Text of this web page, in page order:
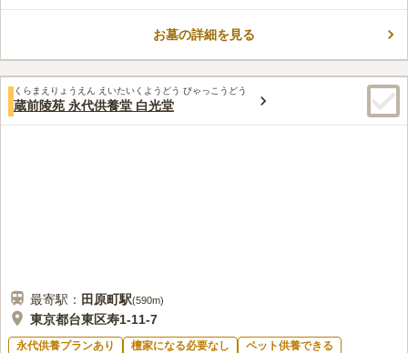
呼ばれてきた浄土真宗東本願寺派 本山 東本願寺では、古い歴史
連れの方でも安心してお参りすることができます。
口コミ評価
みんなの評価
4.0 口コミ 7件
30代男性
自宅から近いので自宅の近くにある花屋で買ってから行くことが
お墓の詳細を見る
くらまえりょうえん えいたいくようどう びゃっこうどう
蔵前陵苑 永代供養堂 白光堂
最寄駅： 田原町駅(590m)
東京都台東区寿1-11-7
永代供養プランあり 檀家になる必要なし
ペット供養できる